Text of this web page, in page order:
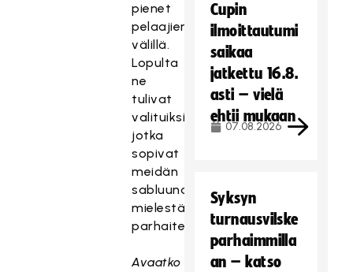
pienet
pelaajien
välillä.
Lopulta
ne
tulivat
valituiksi,
jotka
sopivat
meidän
sabluunaan
mielestämme
parhaiten.
Avaatko
Cupin
ilmoittautumi
saikaa
jatkettu 16.8.
asti – vielä
ehtii mukaan
07.08.2026
Syksyn
turnausvilske
parhaimmilla
an – katso